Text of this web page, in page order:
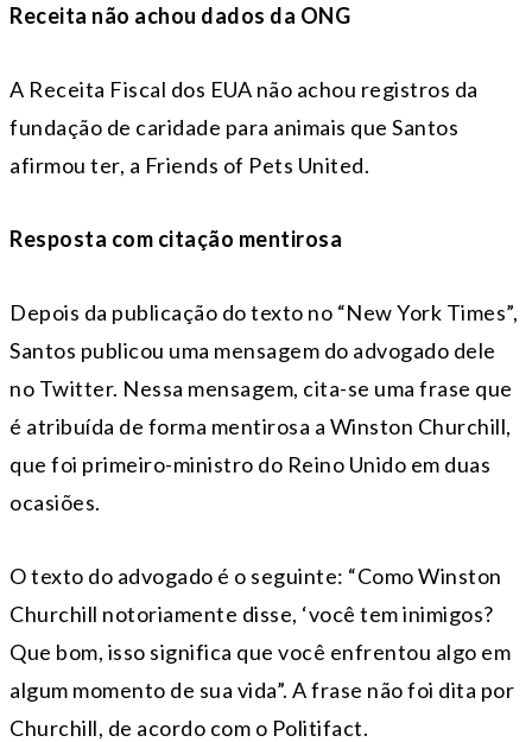
Receita não achou dados da ONG
A Receita Fiscal dos EUA não achou registros da
fundação de caridade para animais que Santos
afirmou ter, a Friends of Pets United.
Resposta com citação mentirosa
Depois da publicação do texto no “New York Times”,
Santos publicou uma mensagem do advogado dele
no Twitter. Nessa mensagem, cita-se uma frase que
é atribuída de forma mentirosa a Winston Churchill,
que foi primeiro-ministro do Reino Unido em duas
ocasiões.
O texto do advogado é o seguinte: “Como Winston
Churchill notoriamente disse, ‘você tem inimigos?
Que bom, isso significa que você enfrentou algo em
algum momento de sua vida”. A frase não foi dita por
Churchill, de acordo com o Politifact.